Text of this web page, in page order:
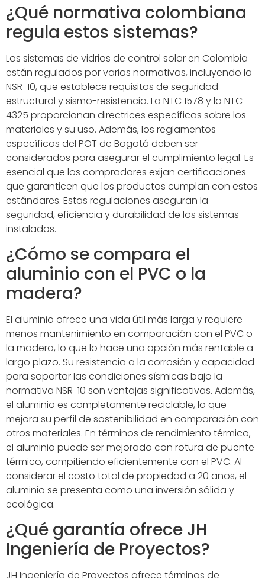
¿Qué normativa colombiana
regula estos sistemas?
Los sistemas de vidrios de control solar en Colombia
están regulados por varias normativas, incluyendo la
NSR-10, que establece requisitos de seguridad
estructural y sismo-resistencia. La NTC 1578 y la NTC
4325 proporcionan directrices específicas sobre los
materiales y su uso. Además, los reglamentos
específicos del POT de Bogotá deben ser
considerados para asegurar el cumplimiento legal. Es
esencial que los compradores exijan certificaciones
que garanticen que los productos cumplan con estos
estándares. Estas regulaciones aseguran la
seguridad, eficiencia y durabilidad de los sistemas
instalados.
¿Cómo se compara el
aluminio con el PVC o la
madera?
El aluminio ofrece una vida útil más larga y requiere
menos mantenimiento en comparación con el PVC o
la madera, lo que lo hace una opción más rentable a
largo plazo. Su resistencia a la corrosión y capacidad
para soportar las condiciones sísmicas bajo la
normativa NSR-10 son ventajas significativas. Además,
el aluminio es completamente reciclable, lo que
mejora su perfil de sostenibilidad en comparación con
otros materiales. En términos de rendimiento térmico,
el aluminio puede ser mejorado con rotura de puente
térmico, compitiendo eficientemente con el PVC. Al
considerar el costo total de propiedad a 20 años, el
aluminio se presenta como una inversión sólida y
ecológica.
¿Qué garantía ofrece JH
Ingeniería de Proyectos?